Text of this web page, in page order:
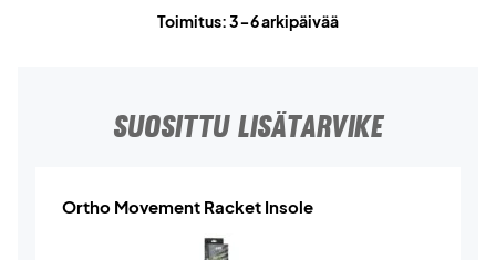
Toimitus: 3-6 arkipäivää
SUOSITTU LISÄTARVIKE
Ortho Movement Racket Insole